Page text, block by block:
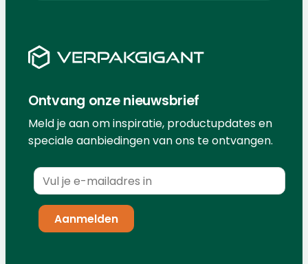
Ontvang onze nieuwsbrief
Meld je aan om inspiratie, productupdates en
speciale aanbiedingen van ons te ontvangen.